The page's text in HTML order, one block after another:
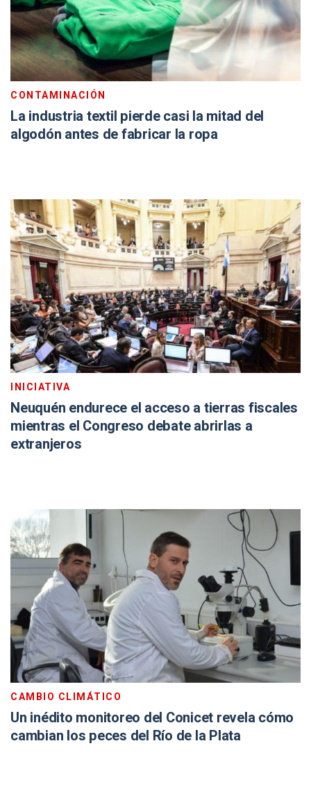
CONTAMINACIÓN
La industria textil pierde casi la mitad del
algodón antes de fabricar la ropa
INICIATIVA
Neuquén endurece el acceso a tierras fiscales
mientras el Congreso debate abrirlas a
extranjeros
CAMBIO CLIMÁTICO
Un inédito monitoreo del Conicet revela cómo
cambian los peces del Río de la Plata